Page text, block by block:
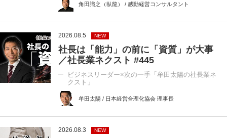
角田識之（臥龍） / 感動経営コンサルタント
2026.08.5 NEW
社長は「能力」の前に「資質」が大事
／社長業ネクスト #445
ビジネスリーダー×次の一手「牟田太陽の社長業ネ
クスト」
牟田太陽 / 日本経営合理化協会 理事長
2026.08.3 NEW